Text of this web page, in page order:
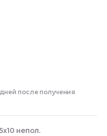
после получения
непол.